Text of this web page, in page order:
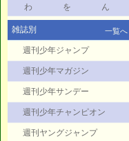
わ
を ん
雑誌別 一覧へ
週刊少年ジャンプ
週刊少年マガジン
週刊少年サンデー
週刊少年チャンピオン
週刊ヤングジャンプ